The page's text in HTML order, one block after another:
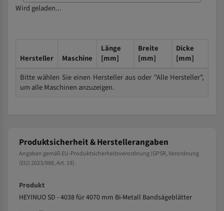
Wird geladen...
Hersteller Maschine
Länge
[mm]
Breite
[mm]
Dicke
[mm]
Bitte wählen Sie einen Hersteller aus oder "Alle Hersteller",
um alle Maschinen anzuzeigen.
Produktsicherheit & Herstellerangaben
Angaben gemäß EU-Produktsicherheitsverordnung (GPSR, Verordnung
(EU) 2023/988, Art. 19).
Produkt
HEYINUO SD - 4038 für 4070 mm Bi-Metall Bandsägeblätter